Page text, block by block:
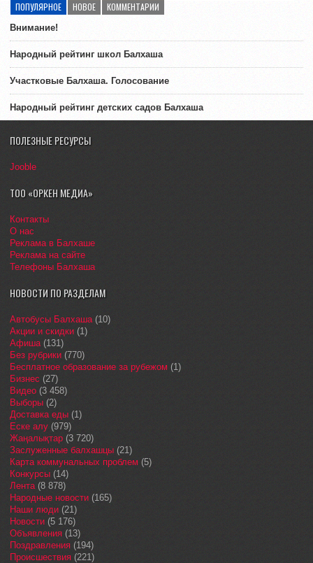
ПОПУЛЯРНОЕ НОВОЕ КОММЕНТАРИИ
Внимание!
Народный рейтинг школ Балхаша
Участковые Балхаша. Голосование
Народный рейтинг детских садов Балхаша
ПОЛЕЗНЫЕ РЕСУРСЫ
Jooble
ТОО «ОРКЕН МЕДИА»
Контакты
О нас
Реклама в Балхаше
Реклама на сайте
Телефоны Балхаша
НОВОСТИ ПО РАЗДЕЛАМ
Автобусы Балхаша(10)
Акции и скидки (1)
Афиша(131)
Без рубрики (770)
Бесплатное образование за рубежом (1)
Бизнес (27)
Видео (3 458)
Выборы (2)
Доставка еды (1)
Еске алу (979)
Жаңалықтар (3 720)
Заслуженные балхашцы (21)
Карта коммунальных проблем (5)
Конкурсы (14)
Лента(8 878)
Народные новости (165)
Наши люди (21)
Новости (5 176)
Объявления (13)
Поздравления (194)
Происшествия (221)